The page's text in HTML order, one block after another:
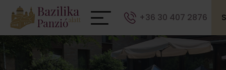
+36 30 407 2876